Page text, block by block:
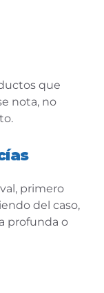
que
nota, no
primero
del caso,
profunda o